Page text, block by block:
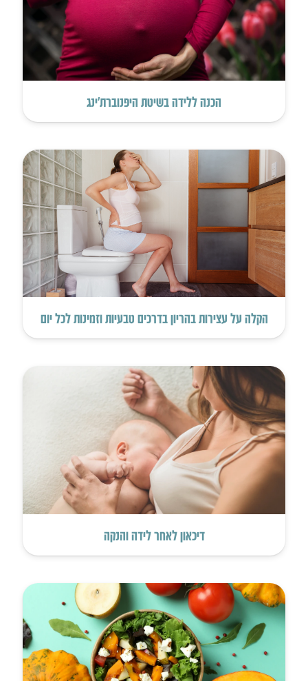
הכנה ללידה בשיטת היפנוברת’ינג
הקלה על עצירות בהריון בדרכים טבעיות וזמינות לכל יום
דיכאון לאחר לידה והנקה‎